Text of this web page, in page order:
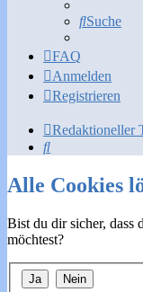
Suche
FAQ
Anmelden
Registrieren
Redaktioneller
Suche
Alle Cookies
Bist du dir sicher, dass
möchtest?